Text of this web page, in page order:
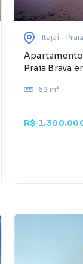
Itajaí -
Apartamento
Praia Brava
69 m²
R$